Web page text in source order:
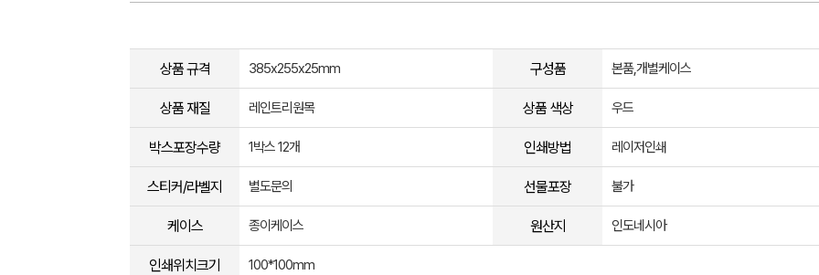
상품 규격 385x255x25mm 구성품 본품,개별케이스
상품 재질 레인트리원목 상품 색상 우드
박스포장수량 1박스 12개 인쇄방법 레이저인쇄
스티커/라벨지 별도문의 선물포장 불가
케이스 종이케이스 원산지 인도네시아
인쇄위치크기 100*100mm